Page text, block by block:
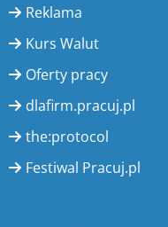
Reklama
Kurs Walut
Oferty pracy
dlafirm.pracuj.pl
the:protocol
Festiwal Pracuj.pl